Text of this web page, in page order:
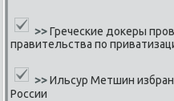
>>Греческие докеры
правительства по
>> Ильсур Метшин
России